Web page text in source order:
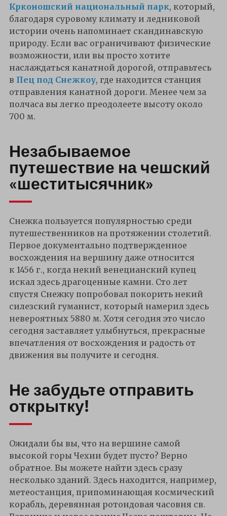
Крконошский национальный парк, который,
благодаря суровому климату и ледниковой
истории очень напоминает скандинавскую
природу. Если вас ограничивают физические
возможности, или вы просто хотите
наслаждаться канатной дорогой, отправьтесь
в Пец под Снежкоу, где находится станция
отправления канатной дороги. Менее чем за
полчаса вы легко преодолеете высоту около
700 м.
Незабываемое
путешествие на чешский
«шеститысячник»
Снежка пользуется популярностью среди
путешественников на протяжении столетий.
Первое документально подтвержденное
восхождения на вершину даже относится
к 1456 г., когда некий венецианский купец
искал здесь драгоценные камни. Сто лет
спустя Снежку попробовал покорить некий
силезский гуманист, который намерил здесь
невероятных 5880 м. Хотя сегодня это число
сегодня заставляет улыбнуться, прекрасные
впечатления от восхождения и радость от
движения вы получите и сегодня.
Не забудьте отправить
открытку!
Ожидали бы вы, что на вершине самой
высокой горы Чехии будет пусто? Верно
обратное. Вы можете найти здесь сразу
несколько зданий. Здесь находится, например,
метеостанция, припоминающая космический
корабль, деревянная ротондовая часовня св.